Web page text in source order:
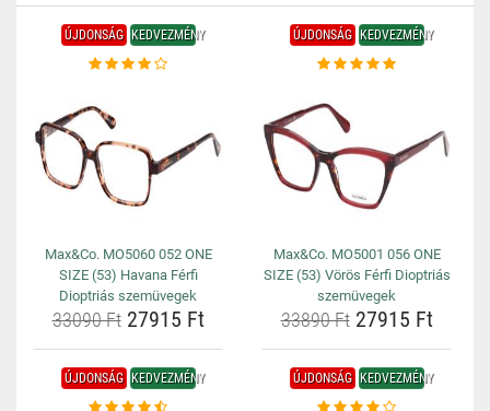
ÚJDONSÁG KEDVEZMÉNY
Max&Co. MO5060 052 ONE
SIZE (53) Havana Férfi
Dioptriás szemüvegek
33090 Ft27915 Ft
ÚJDONSÁG KEDVEZMÉNY
Max&Co. MO5001 056 ONE
SIZE (53) Vörös Férfi Dioptriás
szemüvegek
33890 Ft27915 Ft
ÚJDONSÁG KEDVEZMÉNY ÚJDONSÁG KEDVEZMÉNY